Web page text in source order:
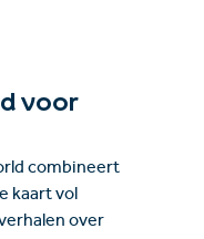
voor
combineert
kaart vol
over